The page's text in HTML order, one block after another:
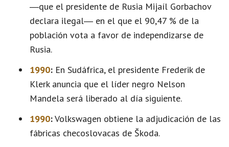
―que el presidente de Rusia Mijaíl Gorbachov
declara ilegal― en el que el 90,47 % de la
población vota a favor de independizarse de
Rusia.
1990: En Sudáfrica, el presidente Frederik de
Klerk anuncia que el líder negro Nelson
Mandela será liberado al día siguiente.
1990:Volkswagen obtiene la adjudicación de las
fábricas checoslovacas de Škoda.